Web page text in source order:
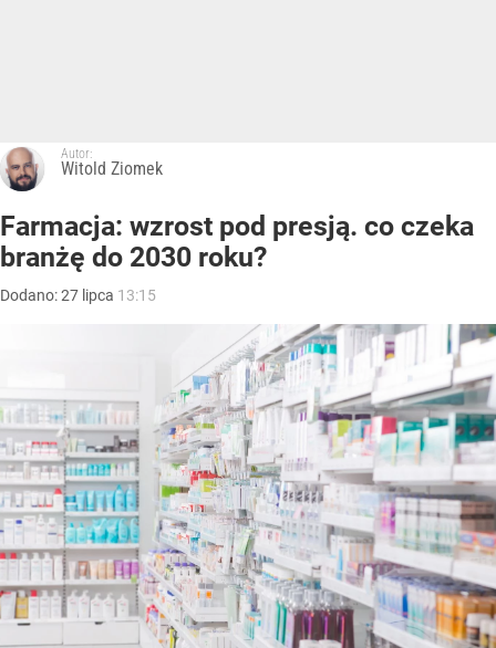
Autor:
Witold Ziomek
Farmacja: wzrost pod presją. co czeka
branżę do 2030 roku?
Dodano:27 lipca 13:15